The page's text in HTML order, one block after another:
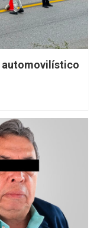
automovilístico